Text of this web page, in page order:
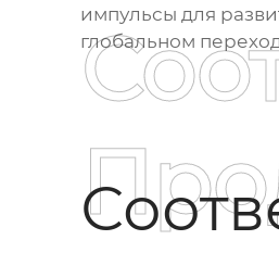
импульсы для
глобальном